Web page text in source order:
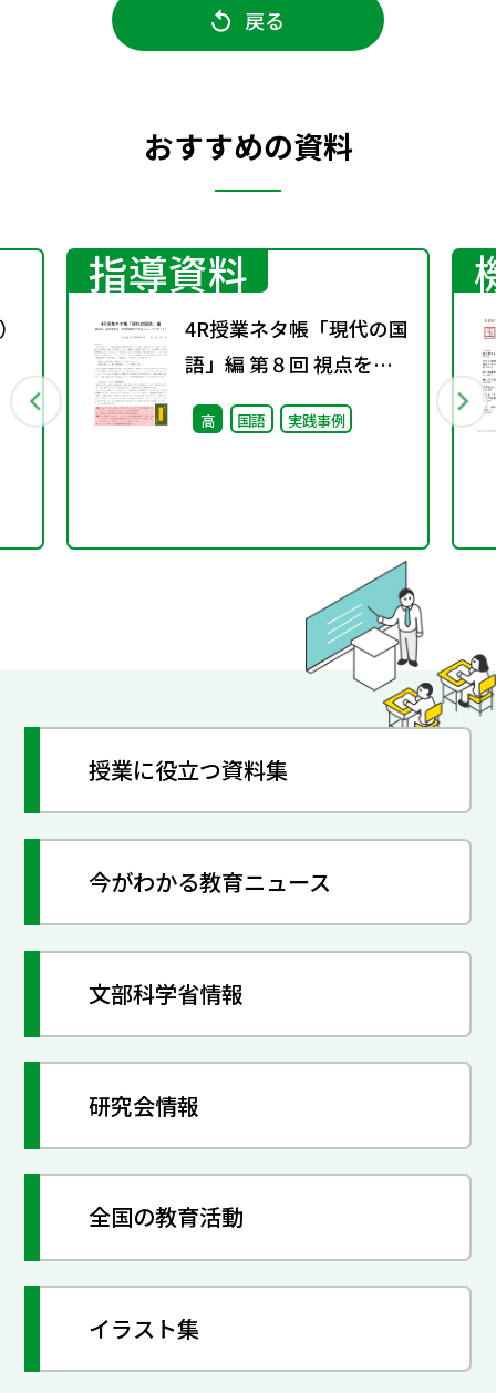
戻る
おすすめの資料
指導資料
4R授業ネタ帳「現代の国
語」編 第８回 視点を変
え、発想を豊かにするト
レーニング（１）
高 国語 実践事例
授業に役立つ資料集
今がわかる教育ニュース
文部科学省情報
研究会情報
全国の教育活動
イラスト集